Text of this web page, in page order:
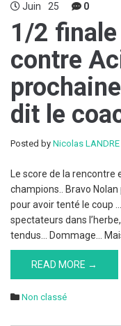
Juin 25 0
1/2
contre
dit le
Posted by Nicolas LANDRE
Le score de la
champions.. Bravo
pour avoir tenté le coup
spectateurs dans
tendus… Dommage…
READ MORE →
Non classé